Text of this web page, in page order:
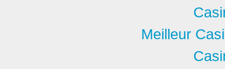
Meilleur